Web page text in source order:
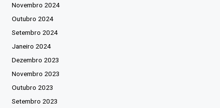
Novembro 2024
Outubro 2024
Setembro 2024
Janeiro 2024
Dezembro 2023
Novembro 2023
Outubro 2023
Setembro 2023